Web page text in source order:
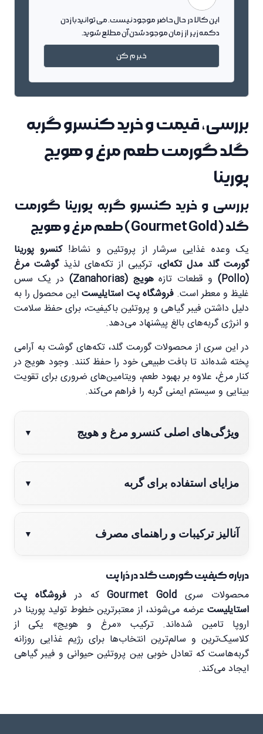
این کالا در حال حاضر موجود نیست. می توانید با زدن
دکمه زیر از زمان موجود شدن آن مطلع شوید.
خبرم کن
بررسی، قیمت و خرید کنسرو گربه
گلد گورمت طعم مرغ و هویج
پورینا
بررسی و خرید کنسرو گربه پورینا گورمت
گلد (Gourmet Gold) طعم مرغ و هویج
یک وعده غذایی سرشار از پروتئین و نشاط!کنسرو پورینا
گورمت گلد مدل تکه‌ای، ترکیبی از تکه‌های لذیذگوشت مرغ
(Pollo)
و قطعات تازههویج (Zanahorias)
در یک سس
غلیظ و معطر است.فروشگاه پت استایلیست این محصول را به
دلیل داشتن فیبر گیاهی و پروتئین باکیفیت، برای حفظ سلامت
و انرژی گربه‌های بالغ پیشنهاد می‌دهد.
در این سری از محصولات گورمت گلد، تکه‌های گوشت به آرامی
پخته شده‌اند تا بافت طبیعی خود را حفظ کنند. وجود هویج در
کنار مرغ، علاوه بر بهبود طعم، ویتامین‌های ضروری برای تقویت
بینایی و سیستم ایمنی گربه را فراهم می‌کند.
ویژگی‌های اصلی کنسرو مرغ و هویج ▼
غنی شده با هویج تازه به عنوان منبع فیبر و بتاکاروتن
تامین‌کننده تمامی نیازهای تغذیه‌ای گربه‌های بالغ
مزایای استفاده برای گربه ▼
و دفع آسان‌تر کمک می‌کند.
تنوع در بافت:مناسب برای گربه‌هایی که بافت پاته را
دوست ندارند و تمایل به جویدن دارند.
بسیار اشتهاآور: سس معطر این کنسرو حتی گربه‌های
آنالیز ترکیبات و راهنمای مصرف ▼
ماده مغذی مقدار درصد
پروتئین خام 10.0%
چربی خام 3.0%
درباره کیفیت گورمت گلد در دُرا پت
محصولات سری Gourmet Goldکه درفروشگاه پت
استایلیست عرضه می‌شوند، از معتبرترین خطوط تولید پورینا در
اروپا تامین شده‌اند. ترکیب «مرغ و هویج» یکی از
کلاسیک‌ترین و سالم‌ترین انتخاب‌ها برای رژیم غذایی روزانه
گربه‌هاست که تعادل خوبی بین پروتئین حیوانی و فیبر گیاهی
ایجاد می‌کند.